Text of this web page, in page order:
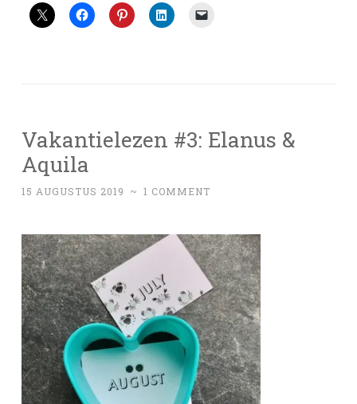
Vakantielezen #3: Elanus &
Aquila
15 AUGUSTUS 2019 ~ 1 COMMENT